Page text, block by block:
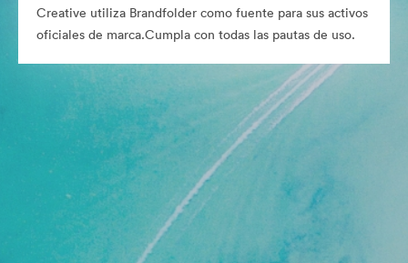
Creative utiliza Brandfolder como fuente para sus activos
oficiales de marca.Cumpla con todas las pautas de uso.